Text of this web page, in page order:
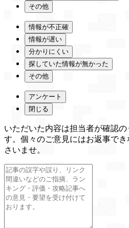
その他
情報が不正確
情報が遅い
分かりにくい
探していた情報が無かった
その他
アンケート
閉じる
いただいた内容は担当者が確認
す。個々のご意見にはお返事で
さいませ。